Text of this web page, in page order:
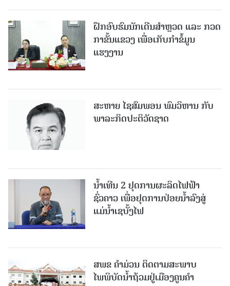
ຝຶກອົບຮົມນັກເດີນສຳຫຼວດ ແລະ ກວດ
ກາຂັ້ນແຂວງ ເພື່ອເກັບກຳຂໍ້ມູນ
ແຮງງານ
ສະຫາຍ ໄຊສົມພອນ ພົມວິຫານ ກັບ
ພາລະກິດປະຕິວັດຊາດ
ນໍ້າເທີນ 2 ຢຸດການຜະລິດໄຟຟ້າ
ຊົ່ວຄາວ ເພື່ອຢຸດການປ່ອຍນໍ້າລົງສູ່
ແມ່ນໍ້າເຊບັ້ງໄຟ
ສ​ພ​ຂ ຄໍາມ່ວນ ຕິດຕາມສະພາບ
ໄພພິບັດນໍ້າຖ້ວມຢູ່ເມືອງຄູນຄໍາ